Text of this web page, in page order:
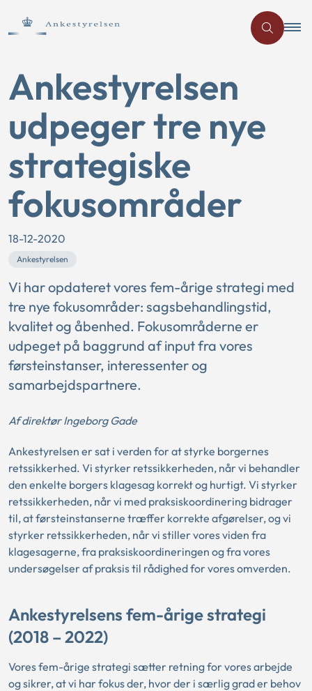
Ankestyrelsen
udpeger tre nye
strategiske
fokusområder
18-12-2020
Ankestyrelsen
Vi har opdateret vores fem-årige strategi med
tre nye fokusområder: sagsbehandlingstid,
kvalitet og åbenhed. Fokusområderne er
udpeget på baggrund af input fra vores
førsteinstanser, interessenter og
samarbejdspartnere.
Af direktør Ingeborg Gade
Ankestyrelsen er sat i verden for at styrke borgernes
retssikkerhed. Vi styrker retssikkerheden, når vi behandler
den enkelte borgers klagesag korrekt og hurtigt. Vi styrker
retssikkerheden, når vi med praksiskoordinering bidrager
til, at førsteinstanserne træffer korrekte afgørelser, og vi
styrker retssikkerheden, når vi stiller vores viden fra
klagesagerne, fra praksiskoordineringen og fra vores
undersøgelser af praksis til rådighed for vores omverden.
Ankestyrelsens fem-årige strategi
(2018 – 2022)
Vores fem-årige strategi sætter retning for vores arbejde
og sikrer, at vi har fokus der, hvor der i særlig grad er behov